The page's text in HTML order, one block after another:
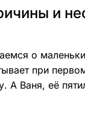
и
о
при
А Ваня, её